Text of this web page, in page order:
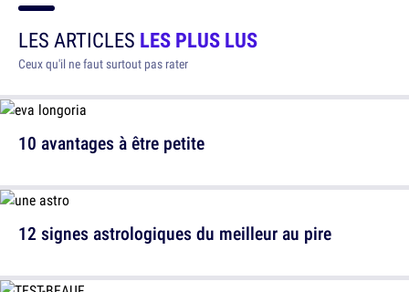
LES ARTICLES LES PLUS LUS
Ceux qu'il ne faut surtout pas rater
10 avantages à être petite
12 signes astrologiques du meilleur au pire